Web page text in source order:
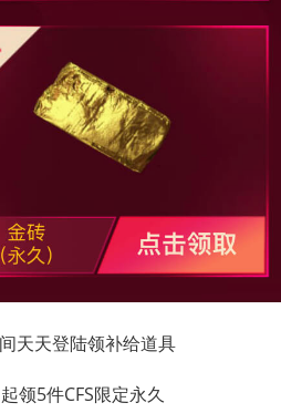
天天登陆领补给道具
领5件CFS限定永久